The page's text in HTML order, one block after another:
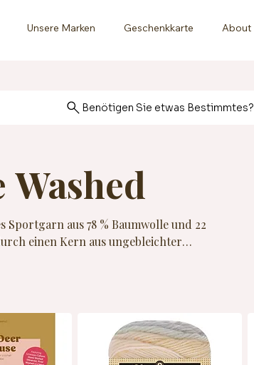
Unsere Marken Geschenkkarte About
Washed
Sportgarn aus 78 % Baumwolle und 22
einen Kern aus ungebleichter
oder Amigurumis. Jeder 50-g-
Häkelnadeln der Stärke 3–3,5 mm
Benötigen Sie etwas Bestimmtes?